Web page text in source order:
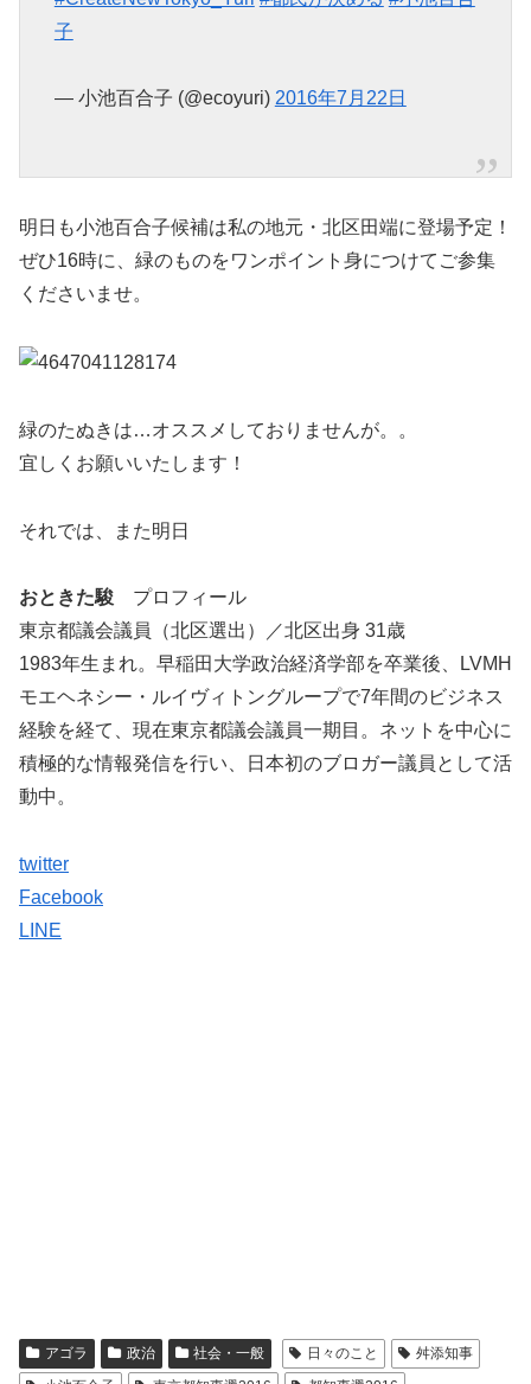
子
— 小池百合子 (@ecoyuri) 2016年7月22日
明日も小池百合子候補は私の地元・北区田端に登場予定！
ぜひ16時に、緑のものをワンポイント身につけてご参集
くださいませ。
緑のたぬきは…オススメしておりませんが。。
宜しくお願いいたします！
それでは、また明日
おときた駿 プロフィール
東京都議会議員（北区選出）／北区出身 31歳
1983年生まれ。早稲田大学政治経済学部を卒業後、LVMH
モエヘネシー・ルイヴィトングループで7年間のビジネス
経験を経て、現在東京都議会議員一期目。ネットを中心に
積極的な情報発信を行い、日本初のブロガー議員として活
動中。
twitter
Facebook
LINE
アゴラ 政治 社会・一般 日々のこと
舛添知事